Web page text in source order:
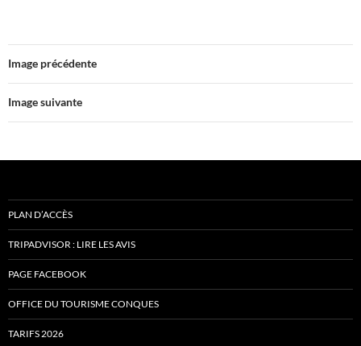
Image précédente
Image suivante
PLAN D’ACCÈS
TRIPADVISOR : LIRE LES AVIS
PAGE FACEBOOK
OFFICE DU TOURISME CONQUES
TARIFS 2026